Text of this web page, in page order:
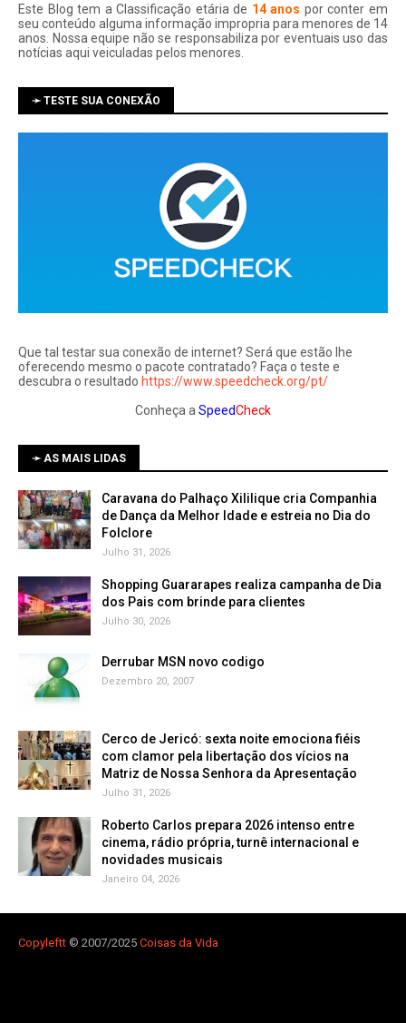
Este Blog tem a Classificação etária de 14 anos por conter em
seu conteúdo alguma informação impropria para menores de 14
anos. Nossa equipe não se responsabiliza por eventuais uso das
notí­cias aqui veiculadas pelos menores.
➛ TESTE SUA CONEXÃO
Que tal testar sua conexão de internet? Será que estão lhe
oferecendo mesmo o pacote contratado? Faça o teste e
descubra o resultado https://www.speedcheck.org/pt/
Conheça a SpeedCheck
➛ AS MAIS LIDAS
Caravana do Palhaço Xililique cria Companhia
de Dança da Melhor Idade e estreia no Dia do
Folclore
Julho 31, 2026
Shopping Guararapes realiza campanha de Dia
dos Pais com brinde para clientes
Julho 30, 2026
Derrubar MSN novo codigo
Dezembro 20, 2007
Cerco de Jericó: sexta noite emociona fiéis
com clamor pela libertação dos vícios na
Matriz de Nossa Senhora da Apresentação
Julho 31, 2026
Roberto Carlos prepara 2026 intenso entre
cinema, rádio própria, turnê internacional e
novidades musicais
Janeiro 04, 2026
Copyleftt © 2007/2025 Coisas da Vida